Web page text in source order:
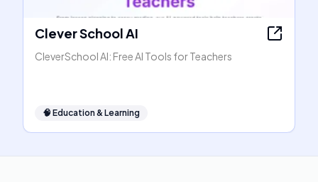
Clever School AI
CleverSchool AI: Free AI Tools for Teachers
🧠 Education & Learning